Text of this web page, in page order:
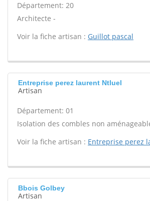
Département: 20
Architecte -
Voir la fiche artisan : Guillot pascal
Entreprise perez laurent Ntluel
Artisan
Département: 01
Isolation des combles non
Voir la fiche artisan : Entreprise perez
Bbois Golbey
Artisan